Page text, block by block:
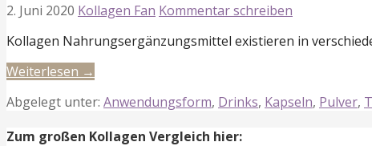
2. Juni 2020 Kollagen Fan Kommentar schreiben
Kollagen Nahrungsergänzungsmittel existieren in
Weiterlesen →
Abgelegt unter: Anwendungsform, Drinks, Kapseln, Pulver,
Zum großen Kollagen Vergleich hier: